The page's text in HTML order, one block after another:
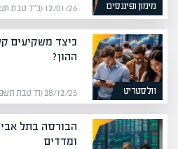
מימון ופיננסים 12/01/26 (כ״ד טבת תשפ״ו) | מערכת אפיק
וולסטריט
כיצד משקיעים
ההון?
28/12/25 (ח׳ טבת תשפ״ו) | מערכת אפיק
הבורסה בתל
ומדדים